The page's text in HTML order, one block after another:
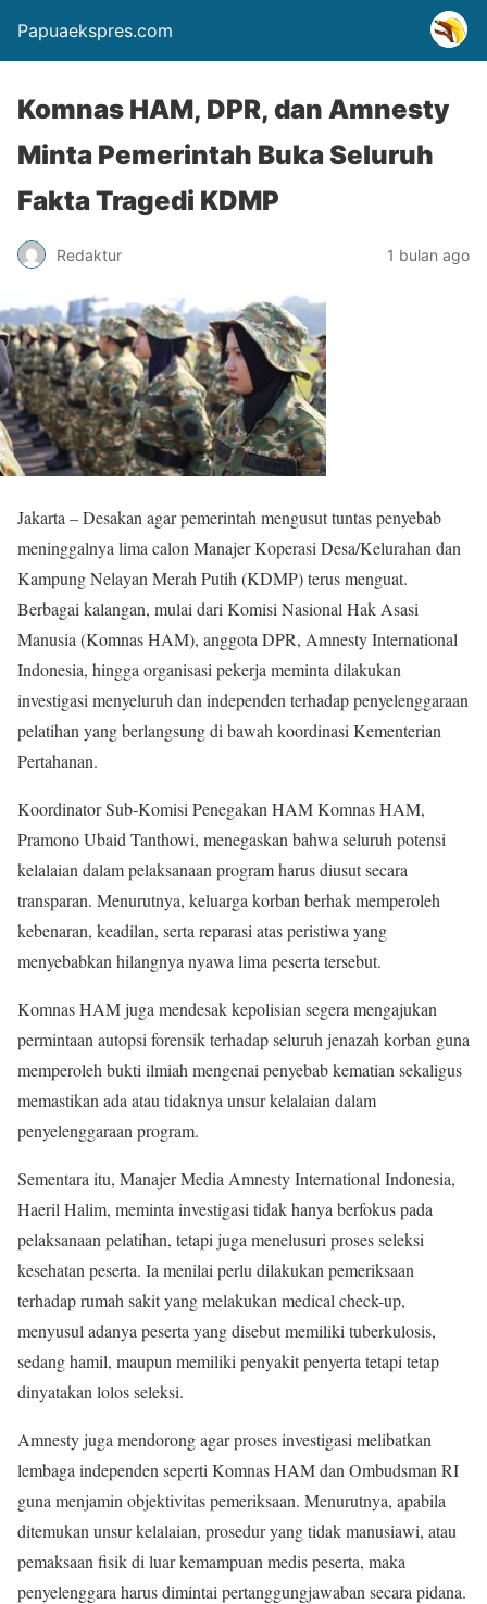
Papuaekspres.com
Komnas HAM, DPR, dan Amnesty
Minta Pemerintah Buka Seluruh
Fakta Tragedi KDMP
Redaktur 1 bulan ago
Jakarta – Desakan agar pemerintah mengusut tuntas penyebab
meninggalnya lima calon Manajer Koperasi Desa/Kelurahan dan
Kampung Nelayan Merah Putih (KDMP) terus menguat.
Berbagai kalangan, mulai dari Komisi Nasional Hak Asasi
Manusia (Komnas HAM), anggota DPR, Amnesty International
Indonesia, hingga organisasi pekerja meminta dilakukan
investigasi menyeluruh dan independen terhadap penyelenggaraan
pelatihan yang berlangsung di bawah koordinasi Kementerian
Pertahanan.
Koordinator Sub-Komisi Penegakan HAM Komnas HAM,
Pramono Ubaid Tanthowi, menegaskan bahwa seluruh potensi
kelalaian dalam pelaksanaan program harus diusut secara
transparan. Menurutnya, keluarga korban berhak memperoleh
kebenaran, keadilan, serta reparasi atas peristiwa yang
menyebabkan hilangnya nyawa lima peserta tersebut.
Komnas HAM juga mendesak kepolisian segera mengajukan
permintaan autopsi forensik terhadap seluruh jenazah korban guna
memperoleh bukti ilmiah mengenai penyebab kematian sekaligus
memastikan ada atau tidaknya unsur kelalaian dalam
penyelenggaraan program.
Sementara itu, Manajer Media Amnesty International Indonesia,
Haeril Halim, meminta investigasi tidak hanya berfokus pada
pelaksanaan pelatihan, tetapi juga menelusuri proses seleksi
kesehatan peserta. Ia menilai perlu dilakukan pemeriksaan
terhadap rumah sakit yang melakukan medical check-up,
menyusul adanya peserta yang disebut memiliki tuberkulosis,
sedang hamil, maupun memiliki penyakit penyerta tetapi tetap
dinyatakan lolos seleksi.
Amnesty juga mendorong agar proses investigasi melibatkan
lembaga independen seperti Komnas HAM dan Ombudsman RI
guna menjamin objektivitas pemeriksaan. Menurutnya, apabila
ditemukan unsur kelalaian, prosedur yang tidak manusiawi, atau
pemaksaan fisik di luar kemampuan medis peserta, maka
penyelenggara harus dimintai pertanggungjawaban secara pidana.